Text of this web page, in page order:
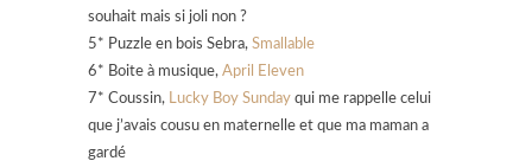
souhait mais si joli non ?
5* Puzzle en bois Sebra, Smallable
6* Boite à musique, April Eleven
7* Coussin, Lucky Boy Sunday qui me rappelle celui
que j’avais cousu en maternelle et que ma maman a
gardé